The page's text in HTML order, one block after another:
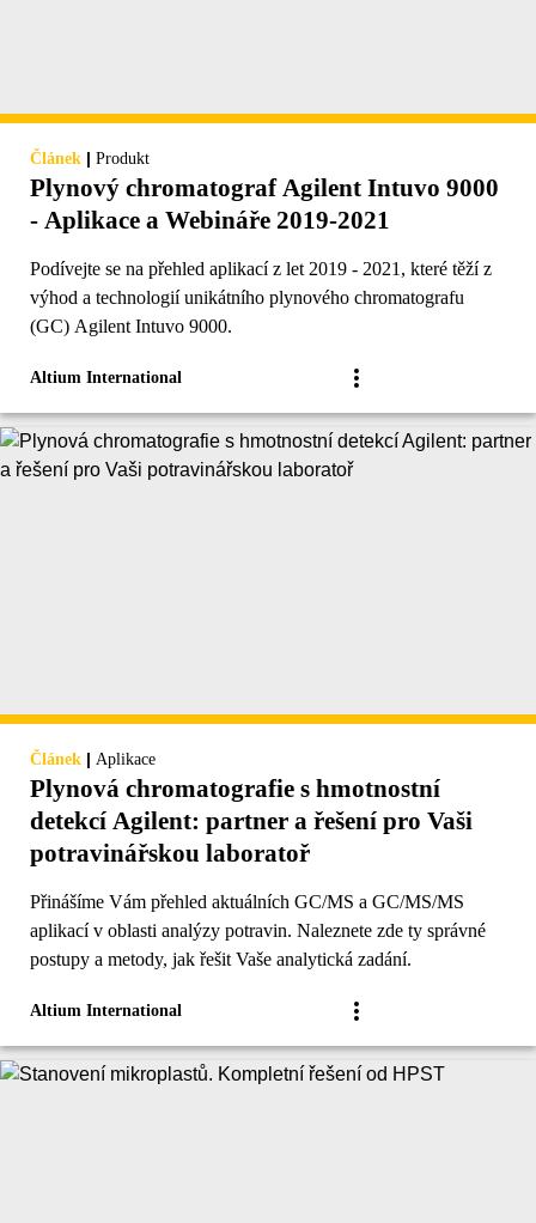
Článek | Produkt
Plynový chromatograf Agilent Intuvo 9000
- Aplikace a Webináře 2019-2021
Podívejte se na přehled aplikací z let 2019 - 2021, které těží z
výhod a technologií unikátního plynového chromatografu
(GC) Agilent Intuvo 9000.
Altium International
Článek | Aplikace
Plynová chromatografie s hmotnostní
detekcí Agilent: partner a řešení pro Vaši
potravinářskou laboratoř
Přinášíme Vám přehled aktuálních GC/MS a GC/MS/MS
aplikací v oblasti analýzy potravin. Naleznete zde ty správné
postupy a metody, jak řešit Vaše analytická zadání.
Altium International